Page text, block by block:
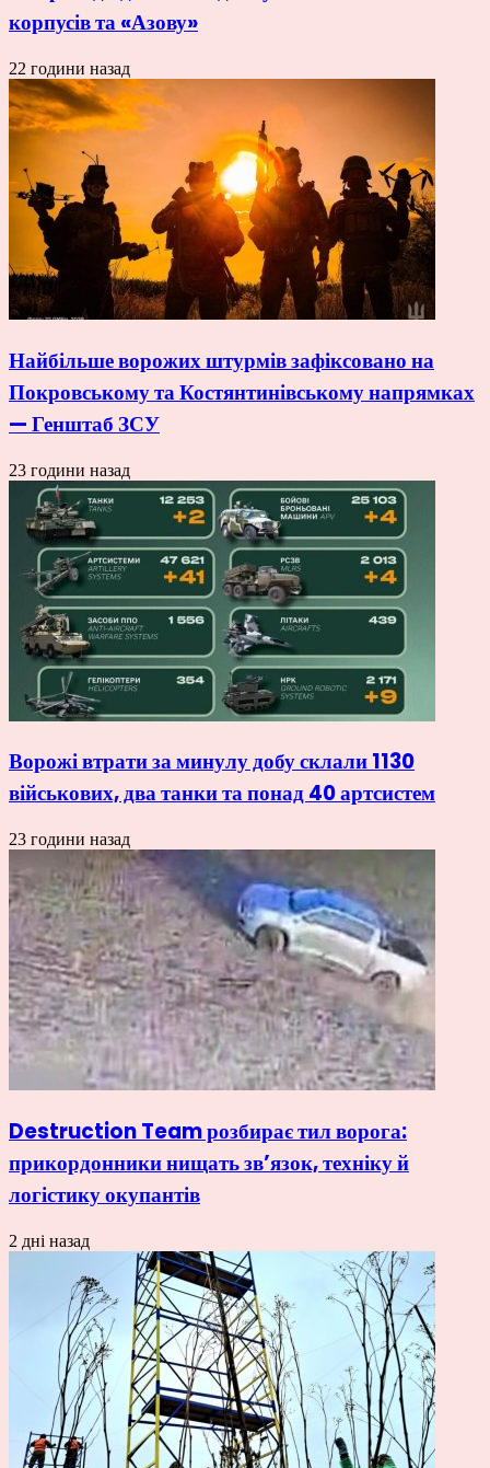
корпусів та «Азову»
22 години назад
Найбільше ворожих штурмів зафіксовано на
Покровському та Костянтинівському напрямках
— Генштаб ЗСУ
23 години назад
Ворожі втрати за минулу добу склали 1130
військових, два танки та понад 40 артсистем
23 години назад
Destruction Team розбирає тил ворога:
прикордонники нищать зв’язок, техніку й
логістику окупантів
2 дні назад